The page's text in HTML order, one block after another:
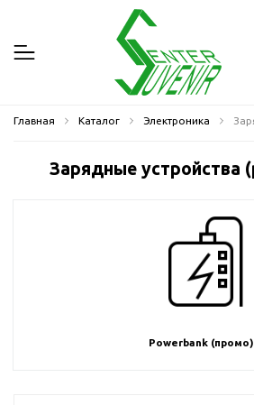
Главная Каталог Электроника
Зарядные устройства
Powerbank (промо)